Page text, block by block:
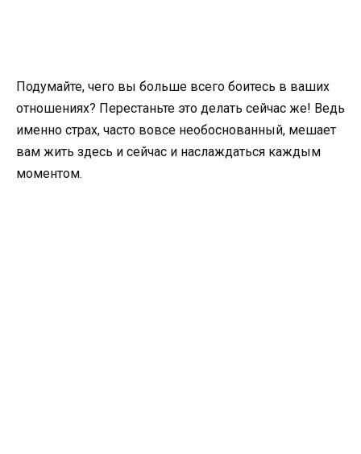
Подумайте, чего вы больше всего боитесь в ваших
отношениях? Перестаньте это делать сейчас же! Ведь
именно страх, часто вовсе необоснованный, мешает
вам жить здесь и сейчас и наслаждаться каждым
моментом.